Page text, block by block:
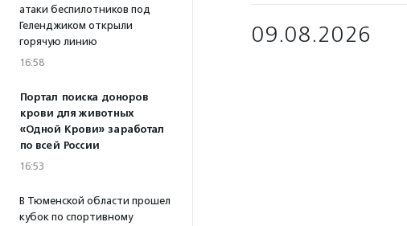
атаки беспилотников под
Геленджиком открыли
горячую линию
16:58
Портал поиска доноров
крови для животных
«Одной Крови» заработал
по всей России
16:53
В Тюменской области прошел
кубок по спортивному
09.08.2026